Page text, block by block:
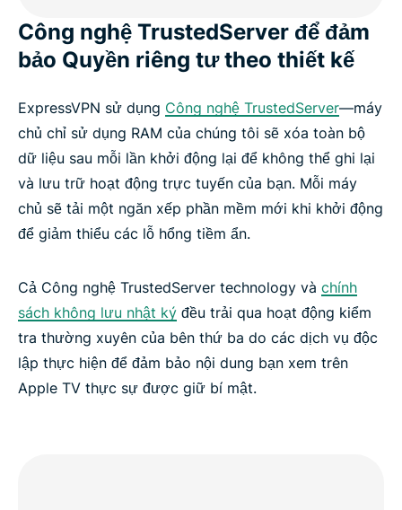
Công nghệ TrustedServer để đảm
bảo Quyền riêng tư theo thiết kế
ExpressVPN sử dụng Công nghệ TrustedServer—máy
chủ chỉ sử dụng RAM của chúng tôi sẽ xóa toàn bộ
dữ liệu sau mỗi lần khởi động lại để không thể ghi lại
và lưu trữ hoạt động trực tuyến của bạn. Mỗi máy
chủ sẽ tải một ngăn xếp phần mềm mới khi khởi động
để giảm thiểu các lỗ hổng tiềm ẩn.
Cả Công nghệ TrustedServer technology và chính
sách không lưu nhật ký đều trải qua hoạt động kiểm
tra thường xuyên của bên thứ ba do các dịch vụ độc
lập thực hiện để đảm bảo nội dung bạn xem trên
Apple TV thực sự được giữ bí mật.